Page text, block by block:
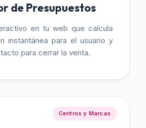
de Presupuestos
en tu web que calcula
instantánea para el usuario y
para cerrar la venta.
Centros y Marcas